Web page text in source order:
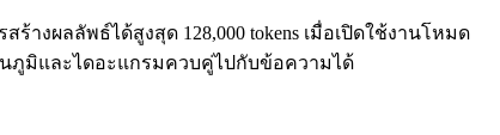
ร้างผลลัพธ์ได้สูงสุด 128,000 tokens เมื่อเปิดใช้งานโหมด
นภูมิและไดอะแกรมควบคู่ไปกับข้อความได้